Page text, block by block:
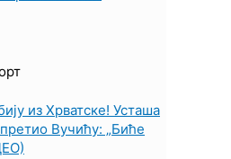
из Хрватске! Усташа
Вучићу: „Биће